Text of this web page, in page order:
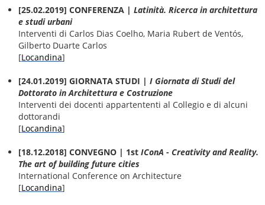
[25.02.2019] CONFERENZA | Latinità. Ricerca in architettura
e studi urbani
Interventi di Carlos Dias Coelho, Maria Rubert de Ventós,
Gilberto Duarte Carlos
[Locandina]
[24.01.2019] GIORNATA STUDI | I Giornata di Studi del
Dottorato in Architettura e Costruzione
Interventi dei docenti appartententi al Collegio e di alcuni
dottorandi
[Locandina]
[18.12.2018] CONVEGNO | 1st IConA - Creativity and Reality.
The art of building future cities
International Conference on Architecture
[Locandina]